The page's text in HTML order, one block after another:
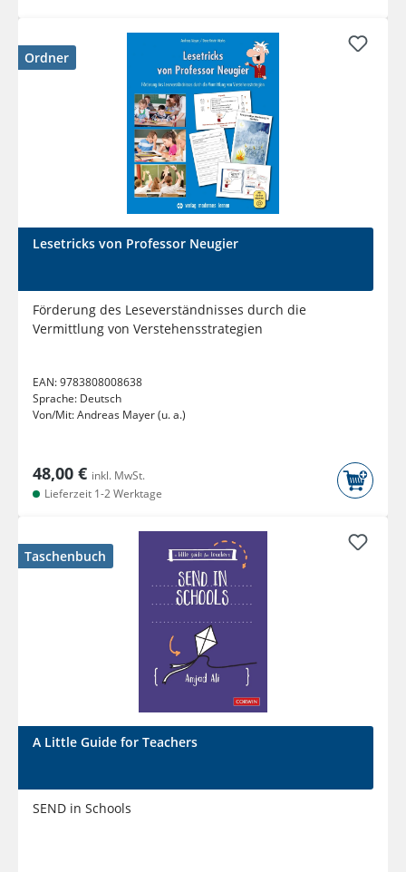
Ordner
Lesetricks von Professor Neugier
Förderung des Leseverständnisses durch die
Vermittlung von Verstehensstrategien
EAN:9783808008638
Sprache: Deutsch
Von/Mit:Andreas Mayer (u. a.)
48,00 € inkl. MwSt.
Lieferzeit 1-2 Werktage
Taschenbuch
A Little Guide for Teachers
SEND in Schools